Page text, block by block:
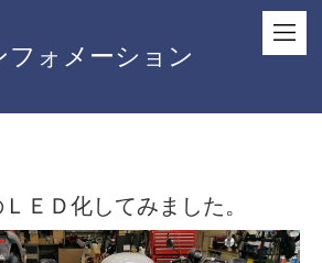
フォメーション
ＥＤ化してみました。